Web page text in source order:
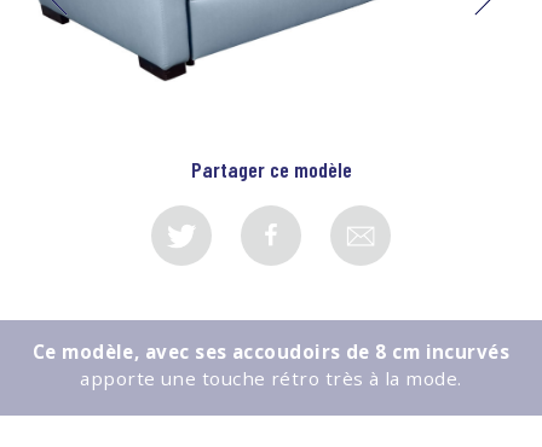
Partager ce modèle
Ce modèle, avec ses accoudoirs de 8 cm incurvés
apporte une touche rétro très à la mode.